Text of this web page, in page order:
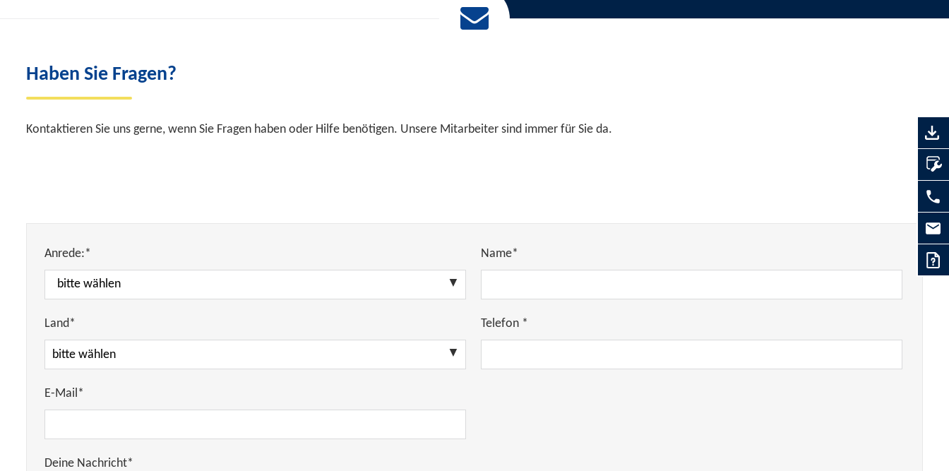
Haben Sie Fragen?
Kontaktieren Sie uns gerne, wenn Sie Fragen haben oder Hilfe benötigen. Unsere Mitarbeiter sind immer für Sie da.
Anrede:* Name*
Land* Telefon *
E-Mail*
Deine Nachricht*